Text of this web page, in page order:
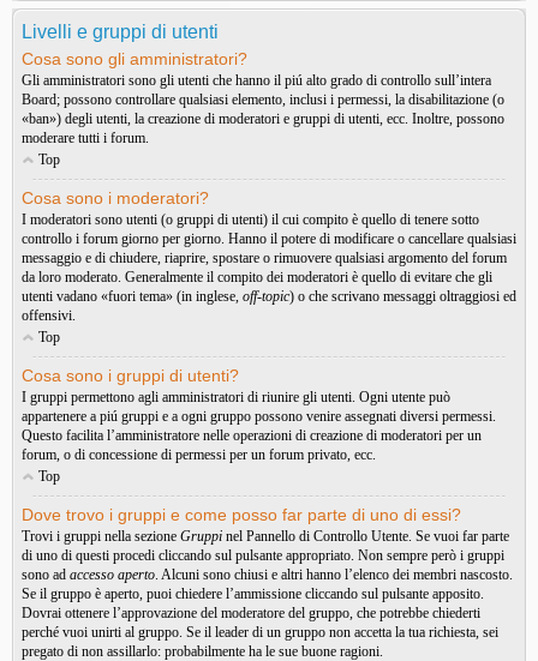
Livelli e gruppi di utenti
Cosa sono gli amministratori?
Gli amministratori sono gli utenti che hanno il piú alto grado di controllo sull’intera
Board; possono controllare qualsiasi elemento, inclusi i permessi, la disabilitazione (o
«ban») degli utenti, la creazione di moderatori e gruppi di utenti, ecc. Inoltre, possono
moderare tutti i forum.
Top
Cosa sono i moderatori?
I moderatori sono utenti (o gruppi di utenti) il cui compito è quello di tenere sotto
controllo i forum giorno per giorno. Hanno il potere di modificare o cancellare qualsiasi
messaggio e di chiudere, riaprire, spostare o rimuovere qualsiasi argomento del forum
da loro moderato. Generalmente il compito dei moderatori è quello di evitare che gli
utenti vadano «fuori tema» (in inglese, off-topic) o che scrivano messaggi oltraggiosi ed
offensivi.
Top
Cosa sono i gruppi di utenti?
I gruppi permettono agli amministratori di riunire gli utenti. Ogni utente può
appartenere a piú gruppi e a ogni gruppo possono venire assegnati diversi permessi.
Questo facilita l’amministratore nelle operazioni di creazione di moderatori per un
forum, o di concessione di permessi per un forum privato, ecc.
Top
Dove trovo i gruppi e come posso far parte di uno di essi?
Trovi i gruppi nella sezione Gruppi nel Pannello di Controllo Utente. Se vuoi far parte
di uno di questi procedi cliccando sul pulsante appropriato. Non sempre però i gruppi
sono ad accesso aperto. Alcuni sono chiusi e altri hanno l’elenco dei membri nascosto.
Se il gruppo è aperto, puoi chiedere l’ammissione cliccando sul pulsante apposito.
Dovrai ottenere l’approvazione del moderatore del gruppo, che potrebbe chiederti
perché vuoi unirti al gruppo. Se il leader di un gruppo non accetta la tua richiesta, sei
pregato di non assillarlo: probabilmente ha le sue buone ragioni.